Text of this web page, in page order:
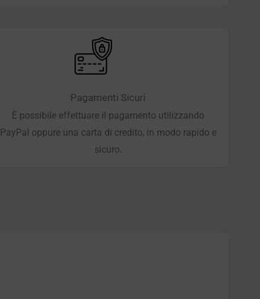
Pagamenti Sicuri
È possibile effettuare il pagamento utilizzando
PayPal oppure una carta di credito, in modo rapido e
sicuro.